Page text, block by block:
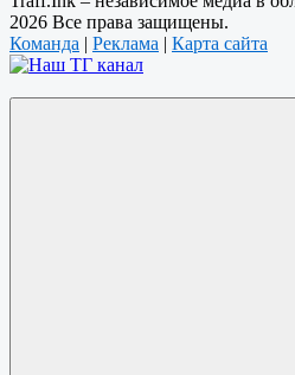
2026 Все права защищены.
Команда | Реклама | Карта сайта